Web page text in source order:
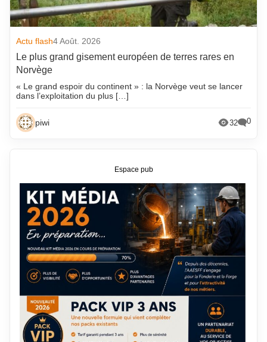
Actu flash4 Août. 2026
Le plus grand gisement européen de terres rares en
Norvège
« Le grand espoir du continent » : la Norvège veut se lancer
dans l’exploitation du plus […]
piwi 32 0
Espace pub